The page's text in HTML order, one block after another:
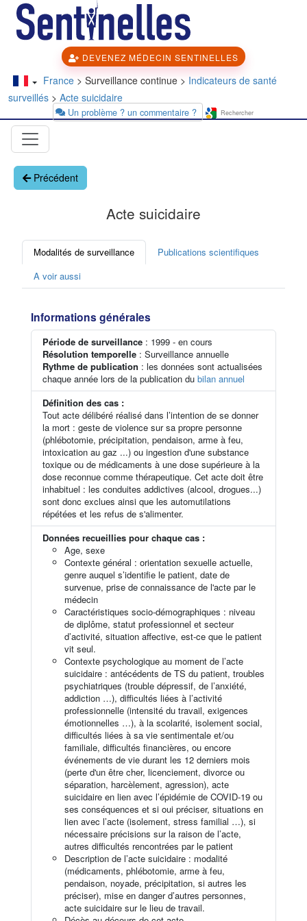
DEVENEZ MÉDECIN SENTINELLES
France> Surveillance continue > Indicateurs de santé
surveillés > Acte suicidaire
Un problème ? un commentaire ?
Précédent
Acte suicidaire
Modalités de surveillance
Publications scientifiques
A voir aussi
Informations générales
Période de surveillance : 1999 - en cours
Résolution temporelle : Surveillance annuelle
Rythme de publication : les données sont actualisées
chaque année lors de la publication du bilan annuel
Définition des cas :
Tout acte délibéré réalisé dans l’intention de se donner
la mort : geste de violence sur sa propre personne
(phlébotomie, précipitation, pendaison, arme à feu,
intoxication au gaz ...) ou ingestion d'une substance
toxique ou de médicaments à une dose supérieure à la
dose reconnue comme thérapeutique. Cet acte doit être
inhabituel : les conduites addictives (alcool, drogues...)
sont donc exclues ainsi que les automutilations
répétées et les refus de s'alimenter.
Données recueillies pour chaque cas :
Age, sexe
Contexte général : orientation sexuelle actuelle,
genre auquel s’identifie le patient, date de
survenue, prise de connaissance de l'acte par le
médecin
Caractéristiques socio-démographiques : niveau
de diplôme, statut professionnel et secteur
d’activité, situation affective, est-ce que le patient
vit seul.
Contexte psychologique au moment de l’acte
suicidaire : antécédents de TS du patient, troubles
psychiatriques (trouble dépressif, de l’anxiété,
addiction …), difficultés liées à l’activité
professionnelle (intensité du travail, exigences
émotionnelles …), à la scolarité, isolement social,
difficultés liées à sa vie sentimentale et/ou
familiale, difficultés financières, ou encore
événements de vie durant les 12 derniers mois
(perte d'un être cher, licenciement, divorce ou
séparation, harcèlement, agression), acte
suicidaire en lien avec l’épidémie de COVID-19 ou
ses conséquences et si oui préciser, situations en
lien avec l’acte (isolement, stress familial …), si
nécessaire précisions sur la raison de l’acte,
autres difficultés rencontrées par le patient
Description de l’acte suicidaire : modalité
(médicaments, phlébotomie, arme à feu,
pendaison, noyade, précipitation, si autres les
préciser), mise en danger d’autres personnes,
acte suicidaire sur le lieu de travail.